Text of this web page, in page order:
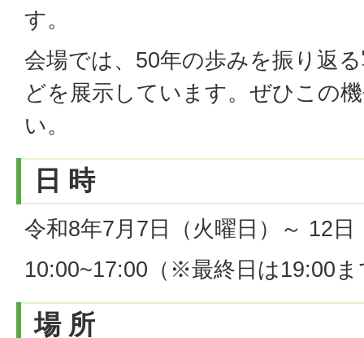
す。
会場では、50年の歩みを振り返
どを展示しています。ぜひこの
い。
日 時
令和8年7月7日（火曜日）～ 12日
10:00~17:00（※最終日は19:00ま
場 所